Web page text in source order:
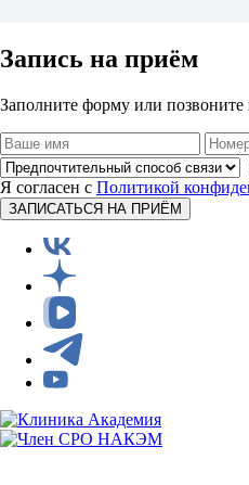
Запись на приём
Заполните форму или позвоните
Я согласен с Политикой
ЗАПИСАТЬСЯ НА ПРИЁМ